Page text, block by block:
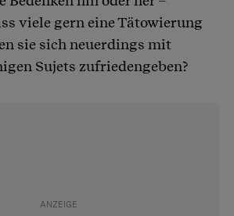
viele gern eine Tätowierung
sie sich neuerdings mit
Sujets zufriedengeben?